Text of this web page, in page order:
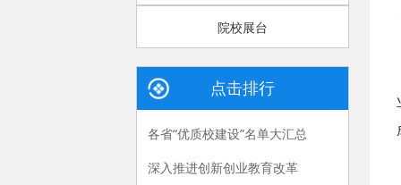
院校展台
点击排行
各省“优质校建设”名单大汇总
深入推进创新创业教育改革